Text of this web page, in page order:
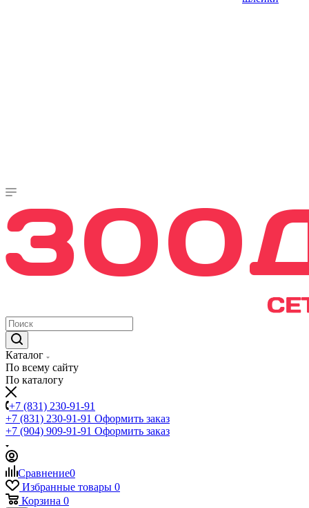
Каталог
По всему сайту
По каталогу
+7 (831) 230-91-91
+7 (831) 230-91-91 Оформить заказ
+7 (904) 909-91-91 Оформить заказ
Сравнение0
Избранные товары 0
Корзина 0